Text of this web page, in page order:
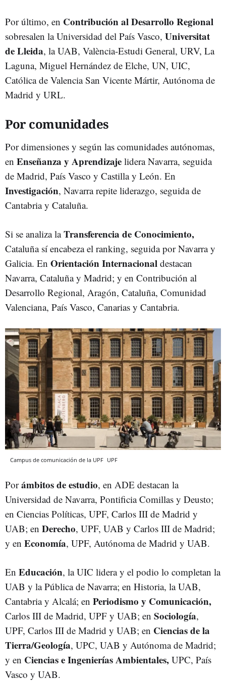
Por último, en Contribución al Desarrollo Regional
sobresalen la Universidad del País Vasco, Universitat
de Lleida, la UAB, València-Estudi General, URV, La
Laguna, Miguel Hernández de Elche, UN, UIC,
Católica de Valencia San Vicente Mártir, Autónoma de
Madrid y URL.
Por comunidades
Por dimensiones y según las comunidades autónomas,
en Enseñanza y Aprendizaje lidera Navarra, seguida
de Madrid, País Vasco y Castilla y León. En
Investigación, Navarra repite liderazgo, seguida de
Cantabria y Cataluña.
Si se analiza laTransferencia de Conocimiento,
Cataluña sí encabeza el ranking, seguida por Navarra y
Galicia. En Orientación Internacional destacan
Navarra, Cataluña y Madrid; y en Contribución al
Desarrollo Regional, Aragón, Cataluña, Comunidad
Valenciana, País Vasco, Canarias y Cantabria.
Campus de comunicación de la UPF UPF
Porámbitos de estudio, en ADE destacan la
Universidad de Navarra, Pontificia Comillas y Deusto;
en Ciencias Políticas, UPF, Carlos III de Madrid y
UAB; en Derecho, UPF, UAB y Carlos III de Madrid;
y en Economía, UPF, Autónoma de Madrid y UAB.
En Educación, la UIC lidera y el podio lo completan la
UAB y la Pública de Navarra; en Historia, la UAB,
Cantabria y Alcalá; en Periodismo y Comunicación,
Carlos III de Madrid, UPF y UAB; en Sociología,
UPF, Carlos III de Madrid y UAB; en Ciencias de la
Tierra/Geología, UPC, UAB y Autónoma de Madrid;
y en Ciencias e Ingenierías Ambientales, UPC, País
Vasco y UAB.